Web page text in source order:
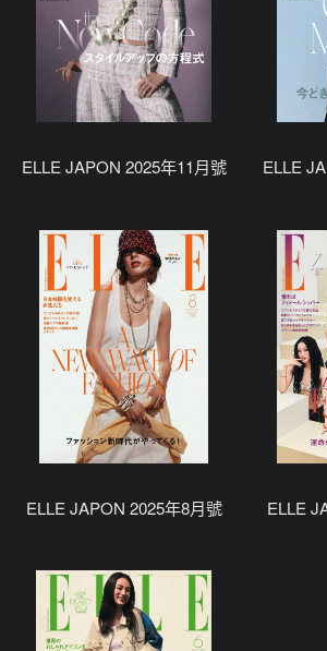
ELLE JAPON 2025年11月號 ELLE
ELLE JAPON 2025年8月號 ELLE